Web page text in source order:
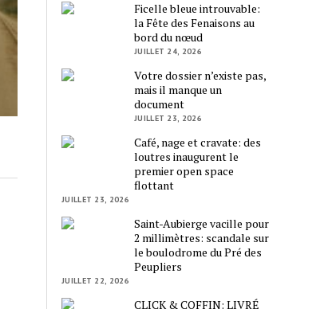
Ficelle bleue introuvable:
la Fête des Fenaisons au
bord du nœud
JUILLET 24, 2026
Votre dossier n’existe pas,
mais il manque un
document
JUILLET 23, 2026
Café, nage et cravate: des
loutres inaugurent le
premier open space
flottant
JUILLET 23, 2026
Saint-Aubierge vacille pour
2 millimètres: scandale sur
le boulodrome du Pré des
Peupliers
JUILLET 22, 2026
CLICK & COFFIN: LIVRÉ